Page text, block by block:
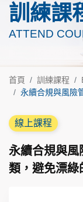
訓練課
ATTEND
首頁 訓練課程
永續合規與風險
線上課程
永續合規與風
類，避免漂綠